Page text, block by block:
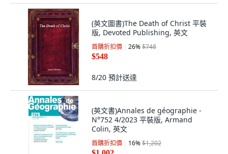
(英文圖書)The Death of Christ 平裝
版, Devoted Publishing, 英文
首購折扣價 26%$748
$548
8/20 預計送達
(英文書)Annales de géographie -
N°752 4/2023 平裝版, Armand
Colin, 英文
首購折扣價 16%$1,202